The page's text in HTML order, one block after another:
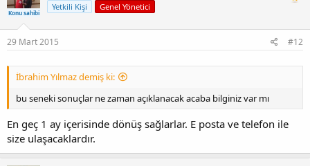
Konu sahibi
Yetkili Kişi Genel Yönetici
29 Mart 2015 #12
İbrahim Yılmaz demiş ki:
bu seneki sonuçlar ne zaman açıklanacak acaba bilginiz var mı
En geç 1 ay içerisinde dönüş sağlarlar. E posta ve telefon ile
size ulaşacaklardır.